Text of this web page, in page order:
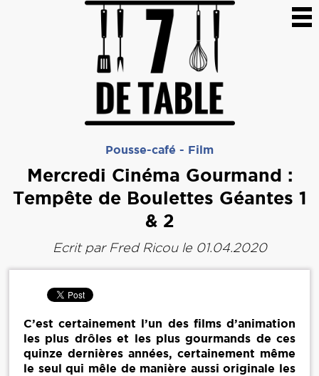
Pousse-café - Film
Mercredi Cinéma Gourmand :
Tempête de Boulettes Géantes 1
& 2
Ecrit par Fred Ricoule 01.04.2020
C’est certainement l’un des films d’animation
les plus drôles et les plus gourmands de ces
quinze dernières années, certainement même
le seul qui mêle de manière aussi originale les